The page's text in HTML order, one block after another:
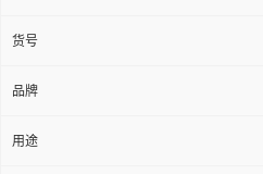
货号
品牌
用途